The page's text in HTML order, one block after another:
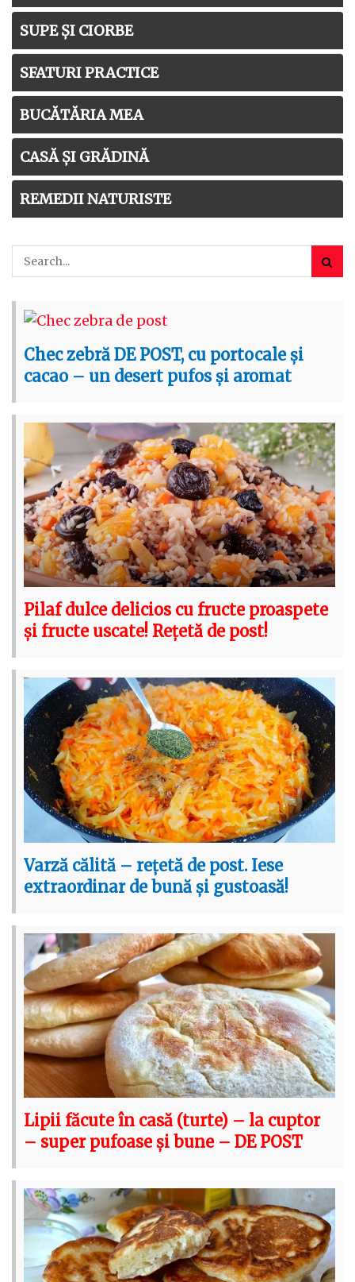
SUPE ȘI CIORBE
SFATURI PRACTICE
BUCĂTĂRIA MEA
CASĂ ȘI GRĂDINĂ
REMEDII NATURISTE
Chec zebră DE POST, cu portocale și
cacao – un desert pufos și aromat
Pilaf dulce delicios cu fructe proaspete
și fructe uscate! Rețetă de post!
Varză călită – rețetă de post. Iese
extraordinar de bună și gustoasă!
Lipii făcute în casă (turte) – la cuptor
– super pufoase și bune – DE POST